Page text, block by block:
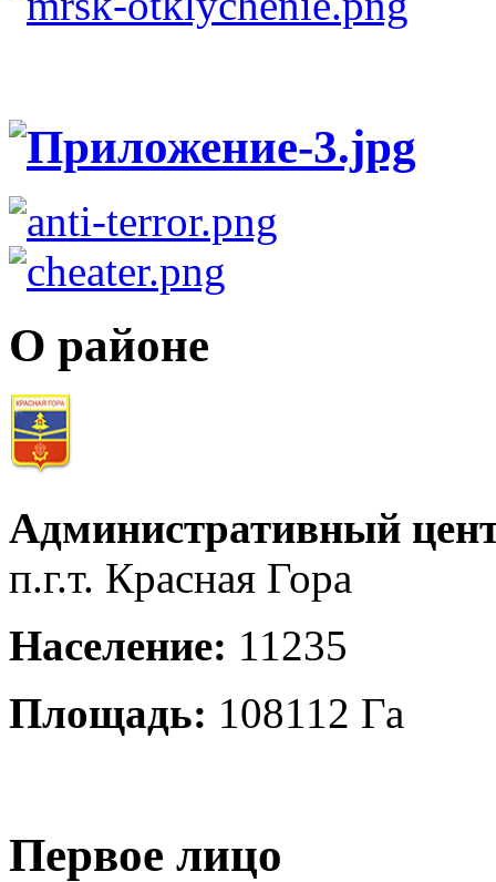
О районе
Административный
п.г.т. Красная Гора
Население: 11235
Площадь: 108112 Га
Первое лицо